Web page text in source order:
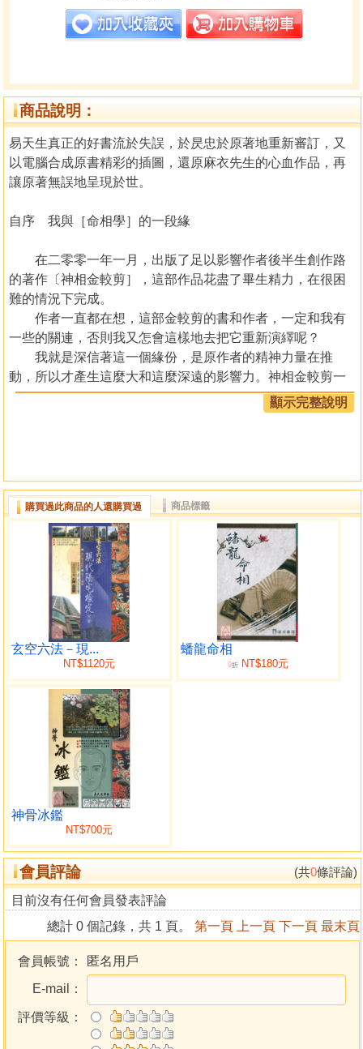
商品說明：
易天生真正的好書流於失誤，於昃忠於原著地重新審訂，又
以電腦合成原書精彩的插圖，還原麻衣先生的心血作品，再
讓原著無誤地呈現於世。
自序 我與［命相學］的一段緣
在二零零一年一月，出版了足以影響作者後半生創作路
的著作〔神相金較剪］，這部作品花盡了畢生精力，在很困
難的情況下完成。
作者一直都在想，這部金較剪的書和作者，一定和我有
一些的關連，否則我又怎會這樣地去把它重新演繹呢？
我就是深信著這一個緣份，是原作者的精神力量在推
動，所以才產生這麼大和這麼深遠的影響力。神相金較剪一
書在這十年來，再版過五次，由最初的袋裝小開本上、下
冊，到後來的合拼版，台灣式大開度版本、和精裝銀底封套
之後我又寫了難度極高的神相照膽經外篇和內篇，同樣
地，突破了一個市場上的小空間，也衝破了銷售的局限，再
次成為一部長銷書。
在近年間，筆者又把精力集中在八字命理上，用了三年
時間寫下十部八字命書，其中不乏古典名著的註釋，包括
〔滴天髓古今釋法］、〔滴天髓命例解密〕和〔玉井奧訣〕
等著作，老實說，這個力量，我也不知從何而來，但我總覺
得，這是某種無可抗拒的推動力推動我不懼風雨，上天入地
也要完成一部連一部的作品。
我深信，這些作品和原作者是跟筆者有著隔世之緣的，
力量之源就是來自上天。
今回又如何了？
這次我一鼓作氣地完成了〔神相麻衣 上篇］本來很想
一部書寫完它的，但寫了一半左右，便發覺這不可能，皆因
頁數已到了三百頁，要立即停下來檢討，重新整理後才減至
現在的二百六十餘頁，但下半部份卻未能預計會寫多少頁
數，因此便決定分上下冊來出版了，反正大家都已經習慣了
本人這個出書方式，無論是之前的〔神相金較剪〕、〔神相
照膽經〕、〔神相鐵關刀〕和〔滴天髓古今釋法）……都是
這個模式推出，幸好讀者仍然能夠接受，於是乎今次的〔神
相麻衣］，也分成上下推出，希望讀者們會繼續捧場。
如果要談到我和［麻衣先生〕這位高人大德的緣份，便
要數到自己十二歲的時候了……
話說筆者在求學時期，約十歲左右，在地上拾到一部名
為〔神相金較剪〕的書（當時沒有錢賣書），很快便迷醉於
相學的世界裡，雖然很多東西都不明解，但卻有著異常濃厚
的興趣，推動著年紀小小的筆者，努力地學習，打下了中國
相學的一點基礎。
正如相書中所載一樣，千百種不同的人相和不同的人生
顯示完整說明
購買過此商品的人還購買過 商品標籤
玄空六法－現...
NT$1120元
蟠龍命相
9折 NT$180元
神骨冰鑑
NT$700元
會員評論 (共0條評論)
目前沒有任何會員發表評論
總計 0 個記錄，共 1 頁。 第一頁 上一頁 下一頁 最末頁
會員帳號：
匿名用戶
E-mail：
評價等級：